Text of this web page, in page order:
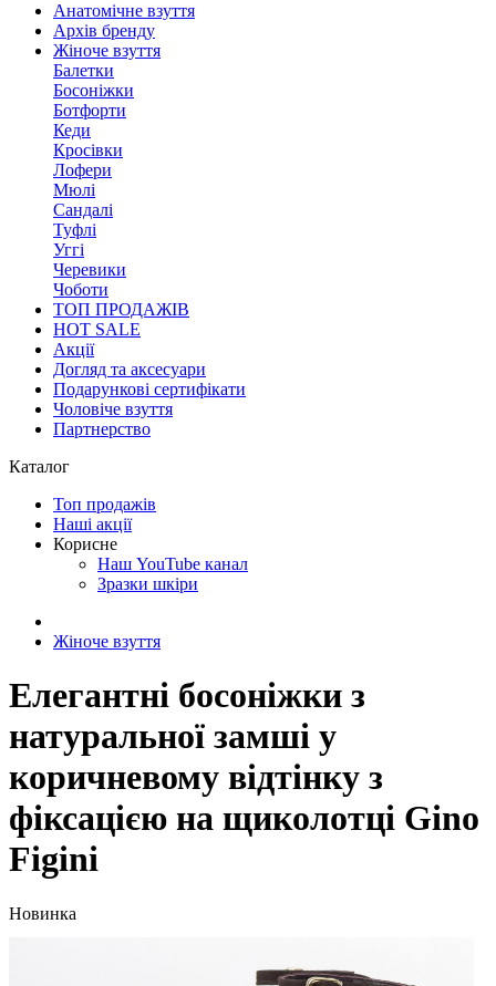
Анатомічне взуття
Архів бренду
Жіноче взуття
Балетки
Босоніжки
Ботфорти
Кеди
Кросівки
Лофери
Мюлі
Сандалі
Туфлі
Уггі
Черевики
Чоботи
ТОП ПРОДАЖІВ
HOT SALE
Акції
Догляд та аксесуари
Подарункові сертифікати
Чоловіче взуття
Партнерство
Каталог
Топ продажів
Наші акції
Корисне
Наш YouTube канал
Зразки шкіри
Жіноче взуття
Елегантні босоніжки з
натуральної замші у
коричневому відтінку з
фіксацією на щиколотці Gino
Figini
Новинка